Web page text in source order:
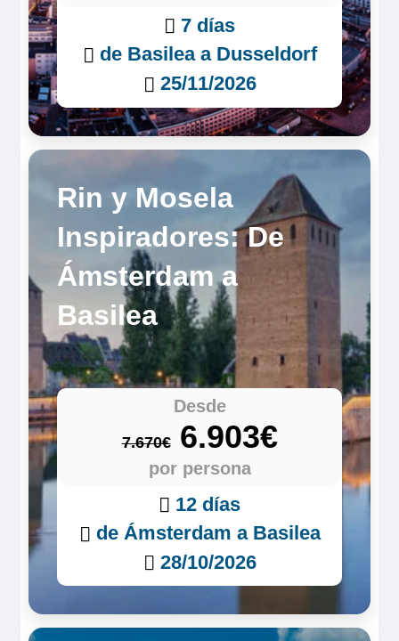
7 días
de Basilea a Dusseldorf
25/11/2026
Rin y Mosela
Inspiradores: De
Ámsterdam a
Basilea
Desde
7.670€6.903€
por persona
12 días
de Ámsterdam a Basilea
28/10/2026